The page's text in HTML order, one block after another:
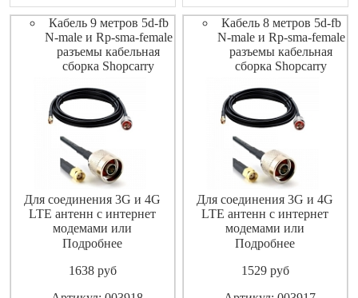
Кабель 9 метров 5d-fb
N-male и Rp-sma-female
разъемы кабельная
сборка Shopcarry
Для соединения 3G и 4G
LTE антенн с интернет
модемами или
маршрутизаторами
Высококачественный
Подробнее
1638pуб
Кабель 8 метров 5d-fb
N-male и Rp-sma-female
разъемы кабельная
сборка Shopcarry
Для соединения 3G и 4G
LTE антенн с интернет
модемами или
маршрутизаторами
Высококачественный
Подробнее
1529pуб